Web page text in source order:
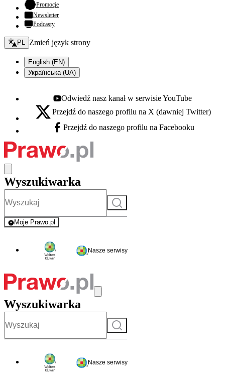
Promocje- otwiera się w nowej karcie
Newsletter
Podcasty
Zmień język - bieżący:
PL Zmień język strony
English (EN)
Українська (UA)
Youtube - otwiera się w nowej karcie
Odwiedź nasz kanał w serwisie YouTube
X - otwiera się w nowej karcie
Przejdź do naszego profilu na X (dawniej Twitter)
Facebook - otwiera się w nowej karcie
Przejdź do naszego profilu na Facebooku
Wyszukiwarka
Szukaj
Moje Prawo.pl
- rejestracja i logowanie do serwisu
Nasze serwisy
Wyszukiwarka
Szukaj
Nasze serwisy